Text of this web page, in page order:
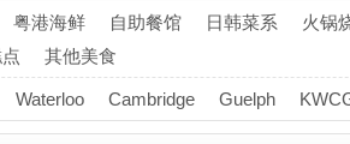
粤港海鲜 自助餐馆 日韩菜系 火锅
其他美食
Waterloo Cambridge Guelph